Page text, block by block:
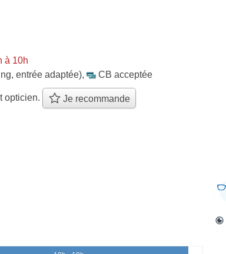
à 10h
entrée adaptée), CB acceptée
opticien. Je recommande